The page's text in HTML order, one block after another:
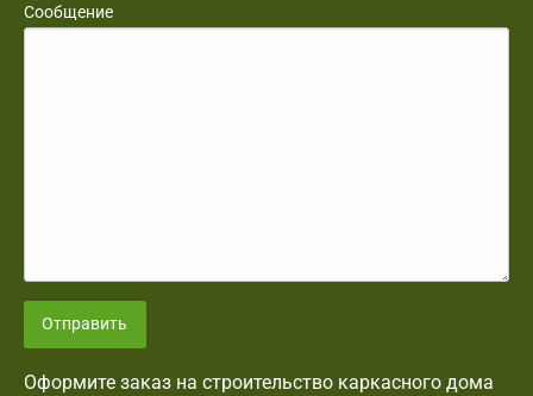
Сообщение
Отправить
Оформите заказ на строительство каркасного дома